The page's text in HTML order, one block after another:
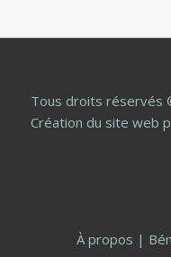
Tous droits réservés
Création du site web
À propos |